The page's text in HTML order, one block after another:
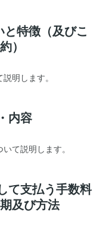
特徴（及びこ
）
明します。
内容
て説明します。
て支払う手数料
及び方法